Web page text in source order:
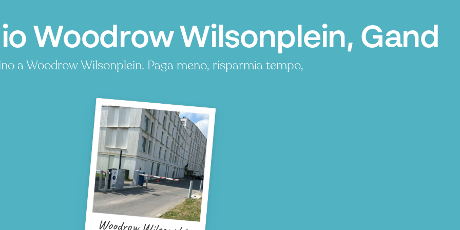
Woodrow Wilsonplein, Gand
a Woodrow Wilsonplein. Paga meno, risparmia tempo,